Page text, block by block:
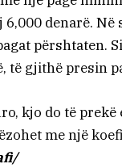
6,000 denarë.
përshtaten.
të gjithë presin
kjo do të
me një